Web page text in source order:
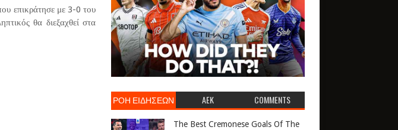
επικράτησε με 3-0 του
θα διεξαχθεί στα
ΡΟΗ ΕΙΔΗΣΕΩΝ AEK COMMENTS
The Best Cremonese Goals Of The